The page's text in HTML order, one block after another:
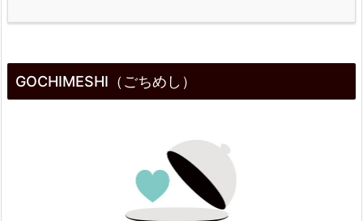
1.
O
GOCHIMESHI（ごちめし）